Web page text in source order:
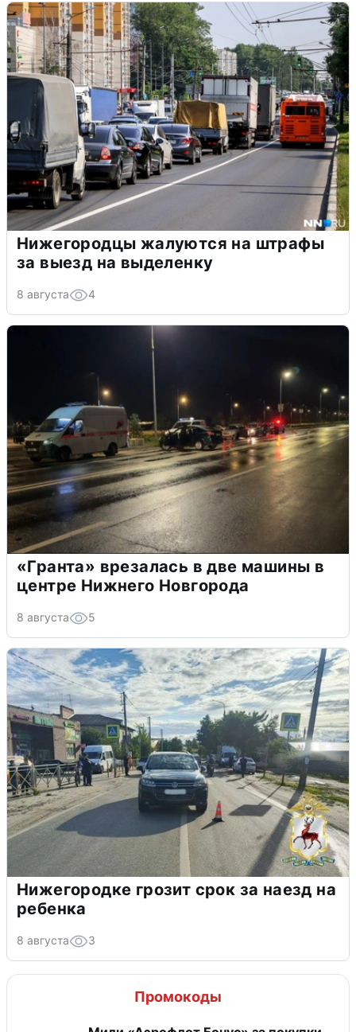
Нижегородцы жалуются на штрафы
за выезд на выделенку
8 августа 4
«Гранта» врезалась в две машины в
центре Нижнего Новгорода
8 августа 5
Нижегородке грозит срок за наезд на
ребенка
8 августа 3
Промокоды